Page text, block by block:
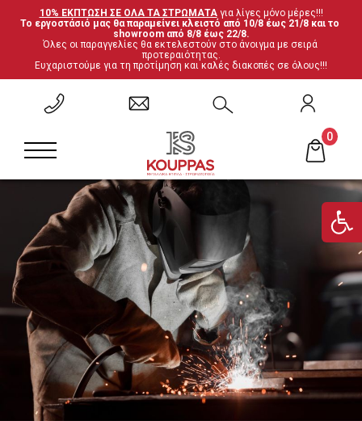
10% ΕΚΠΤΩΣΗ ΣΕ ΟΛΑ ΤΑ ΣΤΡΩΜΑΤΑ για λίγες μόνο μέρες!!!
Το εργοστάσιό μας θα παραμείνει κλειστό από 10/8 έως 21/8 και το
showroom από 8/8 έως 22/8.
Όλες οι παραγγελίες θα εκτελεστούν στο άνοιγμα με σειρά
προτεραιότητας.
Ευχαριστούμε για τη προτίμηση και καλές διακοπές σε όλους!!!
0
ΕΠΙΣΤΡΟΦΗ
Σετ Υπνοδωματίου
Κρεβάτια Ξύλο-Μέταλλο
Ντυμένα Κρεβάτια
Κρεβάτια με αποθηκευτικό χώρο
Κουκέτες
Ντουλάπες
Τουαλέτες
ΕΠΙΣΤΡΟΦΗ
Ανατομικά
Βρες το στρώμα σου
ΕΠΙΣΤΡΟΦΗ
Καρέκλες
Γραφεία
'Επιπλα τηλεόρασης
ΕΠΙΣΤΡΟΦΗ
Έπιπλα ξενοδοχείου